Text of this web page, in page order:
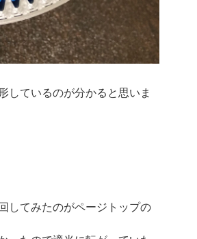
しているのが分かると思いま
してみたのがページトップの